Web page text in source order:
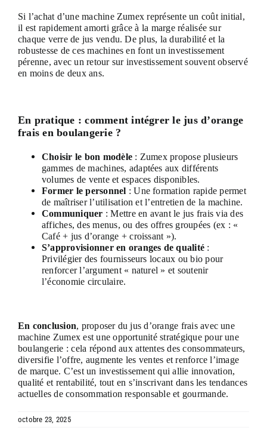
Si l’achat d’une machine Zumex représente un coût initial,
il est rapidement amorti grâce à la marge réalisée sur
chaque verre de jus vendu. De plus, la durabilité et la
robustesse de ces machines en font un investissement
pérenne, avec un retour sur investissement souvent observé
en moins de deux ans.
En pratique : comment intégrer le jus d’orange
frais en boulangerie ?
Choisir le bon modèle : Zumex propose plusieurs
gammes de machines, adaptées aux différents
volumes de vente et espaces disponibles.
Former le personnel : Une formation rapide permet
de maîtriser l’utilisation et l’entretien de la machine.
Communiquer : Mettre en avant le jus frais via des
affiches, des menus, ou des offres groupées (ex : «
Café + jus d’orange + croissant »).
S’approvisionner en oranges de qualité :
Privilégier des fournisseurs locaux ou bio pour
renforcer l’argument « naturel » et soutenir
l’économie circulaire.
En conclusion, proposer du jus d’orange frais avec une
machine Zumex est une opportunité stratégique pour une
boulangerie : cela répond aux attentes des consommateurs,
diversifie l’offre, augmente les ventes et renforce l’image
de marque. C’est un investissement qui allie innovation,
qualité et rentabilité, tout en s’inscrivant dans les tendances
actuelles de consommation responsable et gourmande.
octobre 23, 2025